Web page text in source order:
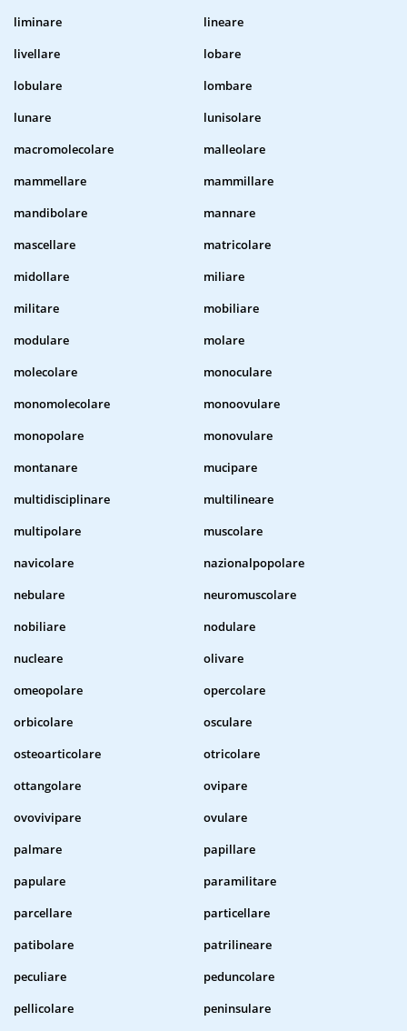
liminare
lineare
livellare
lobare
lobulare
lombare
lunare
lunisolare
macromolecolare
malleolare
mammellare
mammillare
mandibolare
mannare
mascellare
matricolare
midollare
miliare
militare
mobiliare
modulare
molare
molecolare
monoculare
monomolecolare
monoovulare
monopolare
monovulare
montanare
mucipare
multidisciplinare
multilineare
multipolare
muscolare
navicolare
nazionalpopolare
nebulare
neuromuscolare
nobiliare
nodulare
nucleare
olivare
omeopolare
opercolare
orbicolare
osculare
osteoarticolare
otricolare
ottangolare
ovipare
ovovivipare
ovulare
palmare
papillare
papulare
paramilitare
parcellare
particellare
patibolare
patrilineare
peculiare
peduncolare
pellicolare
peninsulare